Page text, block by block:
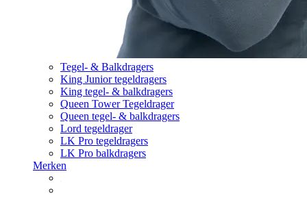
Tegel- & Balkdragers
King Junior tegeldragers
King tegel- & balkdragers
Queen Tower Tegeldrager
Queen tegel- & balkdragers
Lord tegeldrager
LK Pro tegeldragers
LK Pro balkdragers
Merken